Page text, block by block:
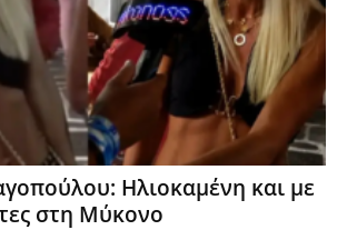
Ηλιοκαμένη και με
στη Μύκονο